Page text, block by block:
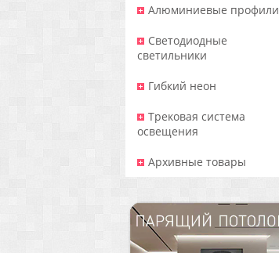
Алюминиевые профили
Светодиодные
светильники
Гибкий неон
Трековая система
освещения
Архивные товары